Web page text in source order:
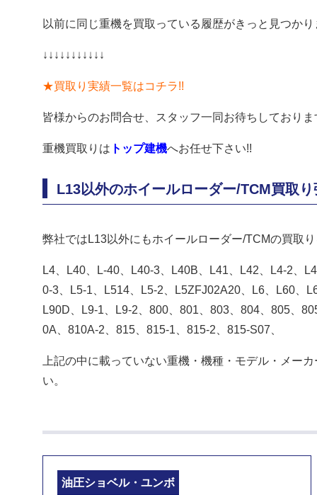
以前に同じ重機を買取っている履歴がきっと見つかり
↓↓↓↓↓↓↓↓↓↓↓
★買取り実績一覧はコチラ!!
皆様からのお問合せ、スタッフ一同お待ちしておりま
重機買取りは トップ建機へお任せ下さい!!
L13以外のホイールローダー/TCM買取
弊社ではL13以外にもホイールローダー/TCMの買取
L4、L40、L-40、L40-3、L40B、L41、L42、L4-2、
0-3、L5-1、L514、L5-2、L5ZFJ02A20、L6、L60、
L90D、L9-1、L9-2、800、801、803、804、805、
0A、810A-2、815、815-1、815-2、815-S07、
上記の中に載っていない重機・機種・モデル・メー
い。
油圧ショベル・ユンボ